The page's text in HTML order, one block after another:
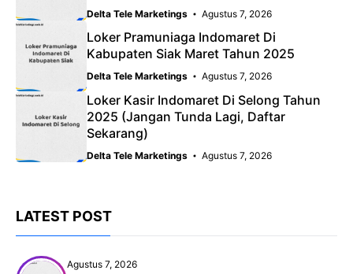
Delta Tele Marketings Agustus 7, 2026
Loker Pramuniaga Indomaret Di
Kabupaten Siak Maret Tahun 2025
Delta Tele Marketings Agustus 7, 2026
Loker Kasir Indomaret Di Selong Tahun
2025 (Jangan Tunda Lagi, Daftar
Sekarang)
Delta Tele Marketings Agustus 7, 2026
LATEST POST
Agustus 7, 2026